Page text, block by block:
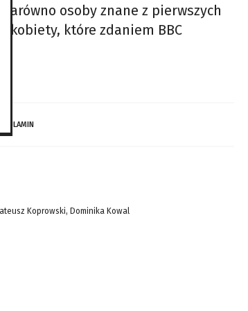
osoby znane z pierwszych
kobiety, które zdaniem BBC
Koprowski, Dominika Kowal